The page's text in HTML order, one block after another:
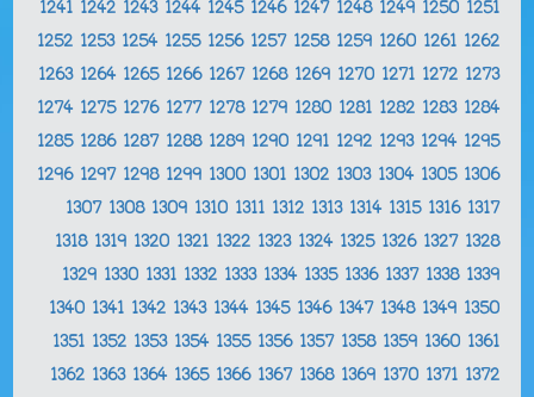
1241 1242 1243 1244 1245 1246 1247 1248 1249 1250 1251
1252 1253 1254 1255 1256 1257 1258 1259 1260 1261 1262
1263 1264 1265 1266 1267 1268 1269 1270 1271 1272 1273
1274 1275 1276 1277 1278 1279 1280 1281 1282 1283 1284
1285 1286 1287 1288 1289 1290 1291 1292 1293 1294 1295
1296 1297 1298 1299 1300 1301 1302 1303 1304 1305 1306
1307 1308 1309 1310 1311 1312 1313 1314 1315 1316 1317
1318 1319 1320 1321 1322 1323 1324 1325 1326 1327 1328
1329 1330 1331 1332 1333 1334 1335 1336 1337 1338 1339
1340 1341 1342 1343 1344 1345 1346 1347 1348 1349 1350
1351 1352 1353 1354 1355 1356 1357 1358 1359 1360 1361
1362 1363 1364 1365 1366 1367 1368 1369 1370 1371 1372